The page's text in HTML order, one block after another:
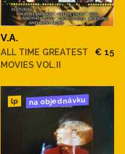
V.A.
ALL TIME GREATEST
MOVIES VOL.II
€ 15
lp na objednávku